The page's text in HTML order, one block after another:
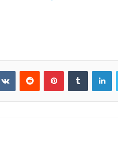
تويتر لينكدإن بينتيريست